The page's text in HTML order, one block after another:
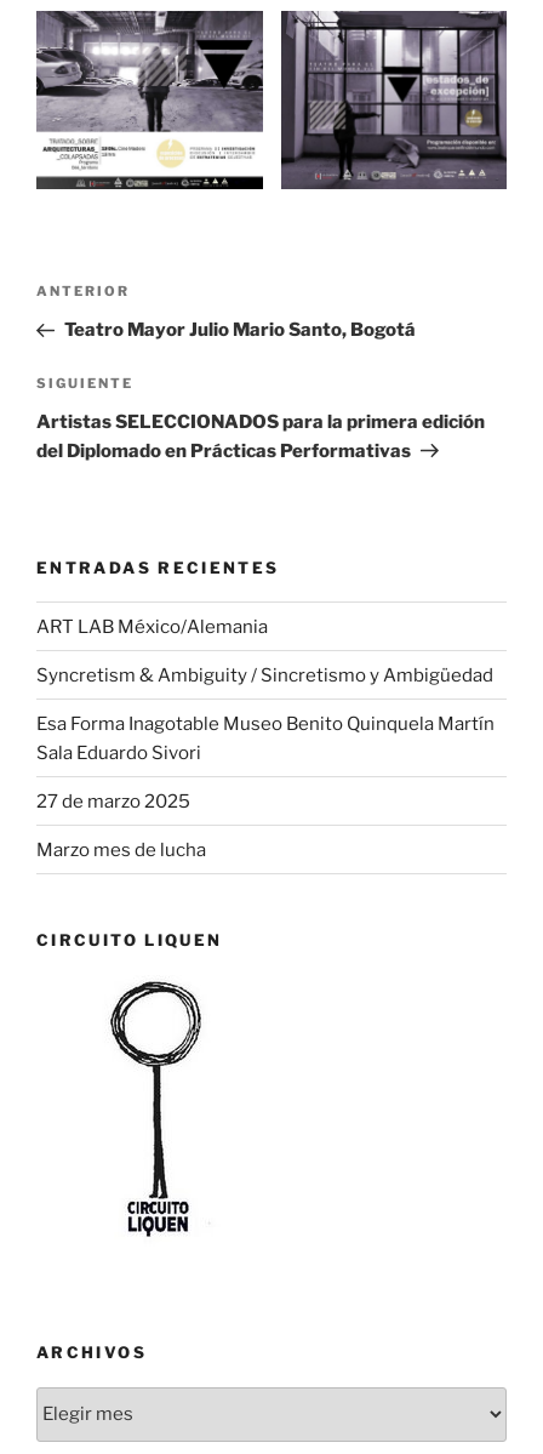
Navegación
entradas
Entrada
anterior
ANTERIOR
Teatro Mayor Julio Mario Santo, Bogotá
Siguiente
entrada
SIGUIENTE
Artistas SELECCIONADOS para la primera edición
del Diplomado en Prácticas Performativas
ENTRADAS RECIENTES
ART LAB México/Alemania
Syncretism & Ambiguity / Sincretismo y Ambigüedad
Esa Forma Inagotable Museo Benito Quinquela Martín
Sala Eduardo Sivori
27 de marzo 2025
Marzo mes de lucha
CIRCUITO LIQUEN
ARCHIVOS